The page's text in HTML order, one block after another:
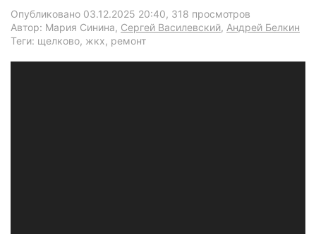
Опубликовано 03.12.2025 20:40, 318 просмотров
Автор: Мария Синина, Сергей Василевский, Андрей Белкин
Теги: щелково, жкх, ремонт